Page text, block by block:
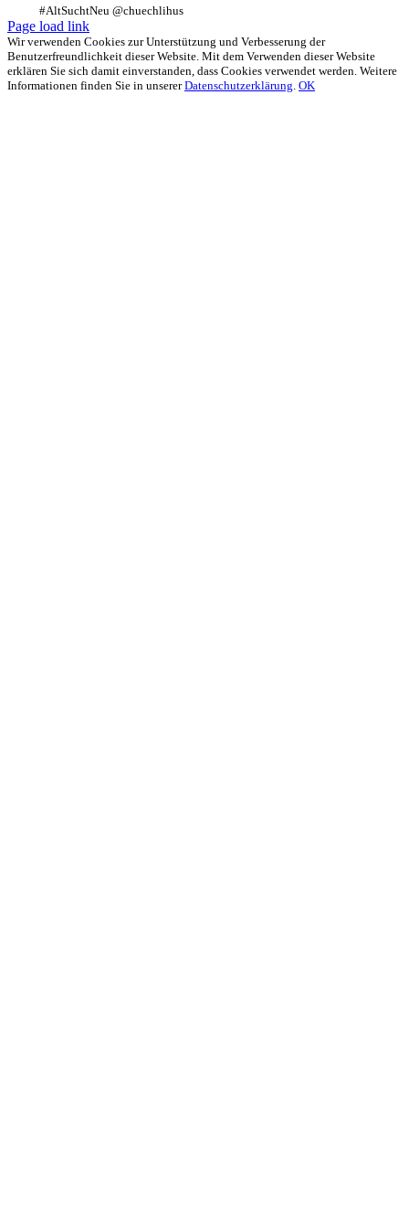
Facebook
Instagram
YouTube
Page load link
Wir verwenden Cookies zur Unterstützung und Verbesserung der
Benutzerfreundlichkeit dieser Website. Mit dem Verwenden dieser Website
erklären Sie sich damit einverstanden, dass Cookies verwendet werden. Weitere
Informationen finden Sie in unsererDatenschutzerklärung. OK